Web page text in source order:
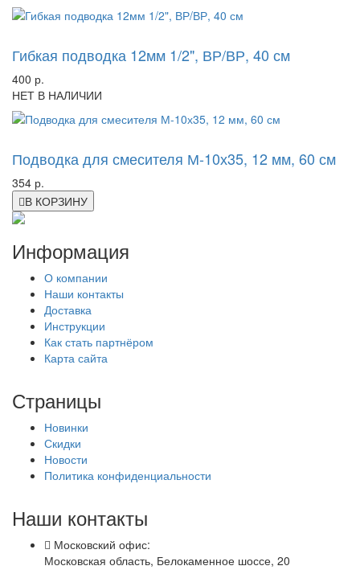
Гибкая подводка 12мм 1/2", ВР/ВР, 40 см
400 р.
НЕТ В НАЛИЧИИ
Подводка для смесителя М-10х35, 12 мм, 60 см
354 р.
В КОРЗИНУ
Информация
О компании
Наши контакты
Доставка
Инструкции
Как стать партнёром
Карта сайта
Страницы
Новинки
Скидки
Новости
Политика конфиденциальности
Наши контакты
Московский офис:
Московская область, Белокаменное шоссе, 20